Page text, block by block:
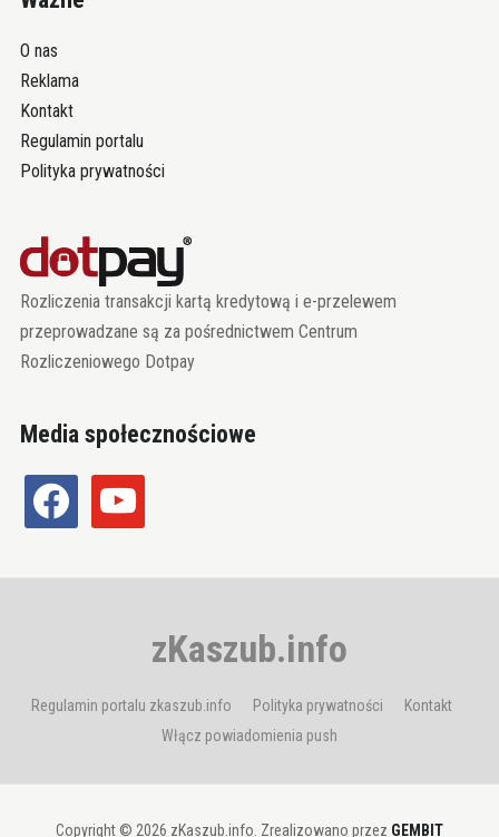
O nas
Reklama
Kontakt
Regulamin portalu
Polityka prywatności
Rozliczenia transakcji kartą kredytową i e-przelewem
przeprowadzane są za pośrednictwem Centrum
Rozliczeniowego Dotpay
Media społecznościowe
facebook youtube
zKaszub.info
Regulamin portalu zkaszub.info Polityka prywatności
Kontakt
Włącz powiadomienia push
Copyright © 2026 zKaszub.info. Zrealizowano przez GEMBIT